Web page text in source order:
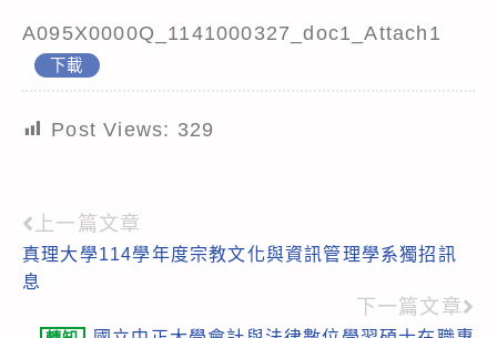
A095X0000Q_1141000327_doc1_Attach1
下載
Post Views: 329
Read
more
上一篇文章
真理大學114學年度宗教文化與資訊管理學系獨招訊
息
下一篇文章